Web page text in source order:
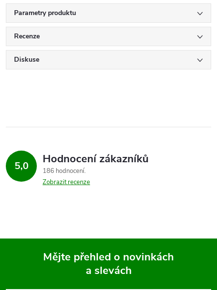
Parametry produktu
Recenze
Diskuse
5,0 Hodnocení zákazníků
186 hodnocení
Zobrazit recenze
Mějte přehled o novinkách
a slevách